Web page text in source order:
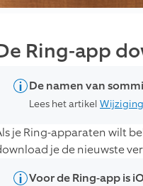
Ring-app
De namen van
Lees het artikel
je Ring-apparaten wilt
je de nieuwste
Voor de Ring-app is